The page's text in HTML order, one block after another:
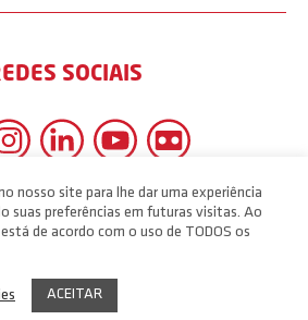
SOCIAIS
nosso site para lhe dar uma experiência
suas preferências em futuras visitas. Ao
de acordo com o uso de TODOS os
ACEITAR